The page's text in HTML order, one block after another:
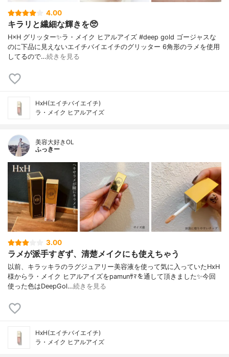
4.00
キラリと繊細な輝きを🥺
H×H グリッター✨ラ・メイク ヒアルアイズ #deep gold ゴージャスな
のに下品に見えないエイチバイエイチのグリッター 6角形のラメを使用
してるので…続きを見る
HxH(エイチバイエイチ)
ラ・メイク ヒアルアイズ
美容大好きOL
ふっきー
3.00
ラメが派手すぎず、清楚メイクにも使えちゃう
以前、キラッキラのラグジュアリー美容液を使って気に入っていたHxH
様からラ・メイク ヒアルアイズをpamunｻﾏを通して頂きました✨今回
使った色はDeepGol…続きを見る
HxH(エイチバイエイチ)
ラ・メイク ヒアルアイズ